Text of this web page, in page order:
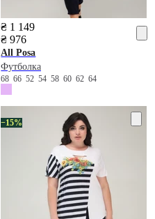
₴ 1 149
₴ 976
All Posa
Футболка
6866525458606264
−15%